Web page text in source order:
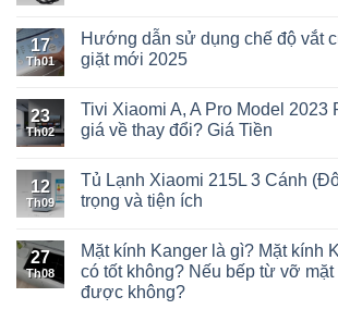
17
Th01
Hướng dẫn sử dụng chế độ vắt
giặt mới 2025
23
Th02
Tivi Xiaomi A, A Pro Model 2023
giá về thay đổi? Giá Tiền
12
Th09
Tủ Lạnh Xiaomi 215L 3 Cánh
trọng và tiện ích
27
Th08
Mặt kính Kanger là gì? Mặt kính
có tốt không? Nếu bếp từ vỡ mặt
được không?